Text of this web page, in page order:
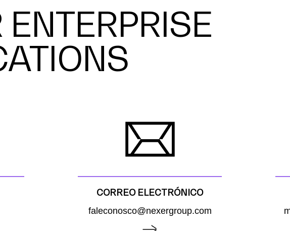
ENTERPRISE
CORREO ELECTRÓNICO
faleconosco@nexergroup.com